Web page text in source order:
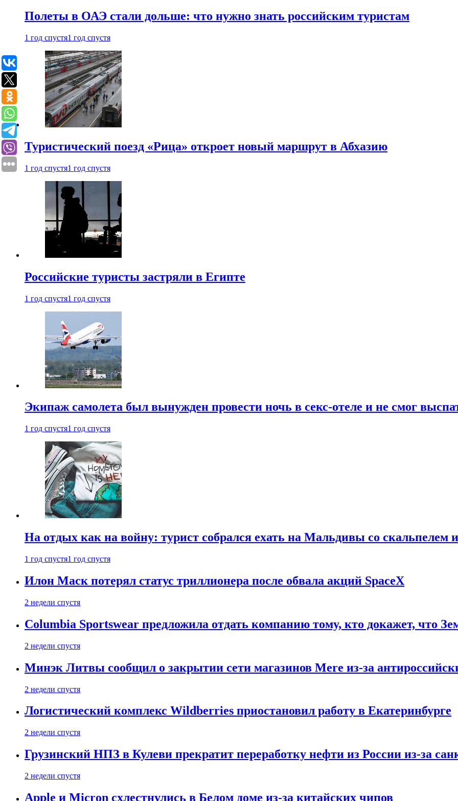
Полеты в ОАЭ стали дольше: что нужно знать российским туристам
1 год спустя1 год спустя
Туристический поезд «Рица» откроет новый маршрут в Абхазию
1 год спустя1 год спустя
Российские туристы застряли в Египте
1 год спустя1 год спустя
Экипаж самолета был вынужден провести ночь в секс-отеле и не смог
1 год спустя1 год спустя
На отдых как на войну: турист собрался ехать на Мальдивы со скальпелем
1 год спустя1 год спустя
Илон Маск потерял статус триллионера после обвала акций SpaceX
2 недели спустя
Columbia Sportswear предложила отдать компанию тому, кто докажет, что
2 недели спустя
Минэк Литвы сообщил о закрытии сети магазинов Mere из-за
2 недели спустя
Логистический комплекс Wildberries приостановил работу в Екатеринбурге
2 недели спустя
Грузинский НПЗ в Кулеви прекратит переработку нефти из России из-за
2 недели спустя
Apple и Micron схлестнулись в Белом доме из-за китайских чипов